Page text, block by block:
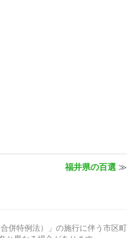
福井県の百選 ≫
併特例法）」の施行に伴う市区町